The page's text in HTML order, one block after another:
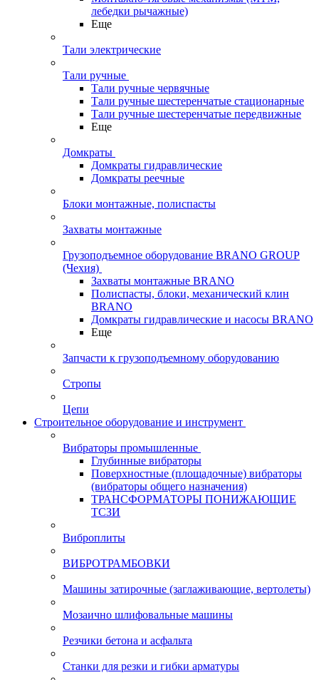
лебедки рычажные)
Еще
Тали электрические
Тали ручные
Тали ручные червячные
Тали ручные шестеренчатые стационарные
Тали ручные шестеренчатые передвижные
Еще
Домкраты
Домкраты гидравлические
Домкраты реечные
Блоки монтажные, полиспасты
Захваты монтажные
Грузоподъемное оборудование BRANO GROUP
(Чехия)
Захваты монтажные BRANO
Полиспасты, блоки, механический клин
BRANO
Домкраты гидравлические и насосы BRANO
Еще
Запчасти к грузоподъемному оборудованию
Стропы
Цепи
Строительное оборудование и инструмент
Вибраторы промышленные
Глубинные вибраторы
Поверхностные (площадочные) вибраторы
(вибраторы общего назначения)
ТРАНСФОРМАТОРЫ ПОНИЖАЮЩИЕ
ТСЗИ
Виброплиты
ВИБРОТРАМБОВКИ
Машины затирочные (заглаживающие, вертолеты)
Мозаично шлифовальные машины
Резчики бетона и асфальта
Станки для резки и гибки арматуры